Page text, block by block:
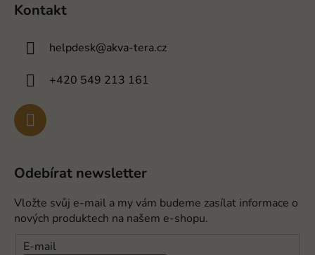
Kontakt
helpdesk@akva-tera.cz
+420 549 213 161
Odebírat newsletter
Vložte svůj e-mail a my vám budeme zasílat informace o
nových produktech na našem e-shopu.
E-mail